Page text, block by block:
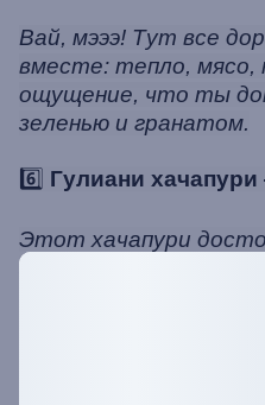
Вай, мэээ! Тут все
вместе: тепло, мясо,
ощущение, что ты
зеленью и гранатом.
6️⃣ Гулиани
Этот хачапури
за сыр и за то, чтобы
заканчивался!